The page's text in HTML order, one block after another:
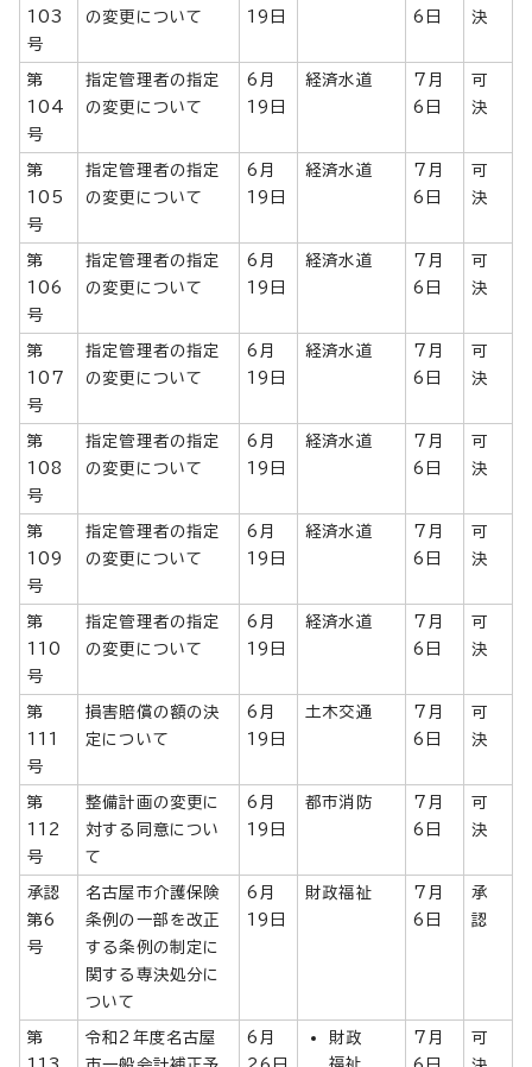
103
号
の変更について
19日
6日
決
第
104
号
指定管理者の指定
の変更について
6月
19日
経済水道
7月
6日
可
決
第
105
号
指定管理者の指定
の変更について
6月
19日
経済水道
7月
6日
可
決
第
106
号
指定管理者の指定
の変更について
6月
19日
経済水道
7月
6日
可
決
第
107
号
指定管理者の指定
の変更について
6月
19日
経済水道
7月
6日
可
決
第
108
号
指定管理者の指定
の変更について
6月
19日
経済水道
7月
6日
可
決
第
109
号
指定管理者の指定
の変更について
6月
19日
経済水道
7月
6日
可
決
第
110
号
指定管理者の指定
の変更について
6月
19日
経済水道
7月
6日
可
決
第
111
号
損害賠償の額の決
定について
6月
19日
土木交通
7月
6日
可
決
第
112
号
整備計画の変更に
対する同意につい
て
6月
19日
都市消防
7月
6日
可
決
承認
第6
号
名古屋市介護保険
条例の一部を改正
する条例の制定に
関する専決処分に
ついて
6月
19日
財政福祉
7月
6日
承
認
第
令和2年度名古屋
6月
財政
福祉
7月
可